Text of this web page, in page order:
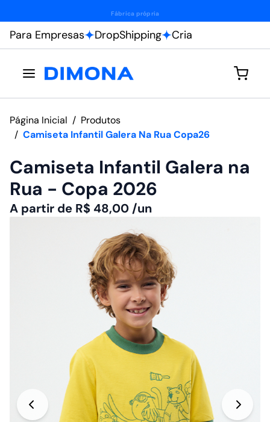
Fábrica própria
Para Empresas DropShipping Cria
Página Inicial / Produtos
/ Camiseta Infantil Galera Na Rua Copa26
Camiseta Infantil Galera na
Rua - Copa 2026
A partir de R$ 48,00 /un